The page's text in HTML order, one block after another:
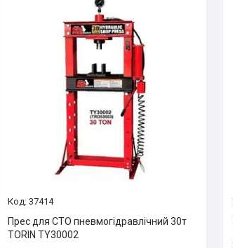
37414
Прес для СТО пневмогідравлічний 30т
TORIN TY30002